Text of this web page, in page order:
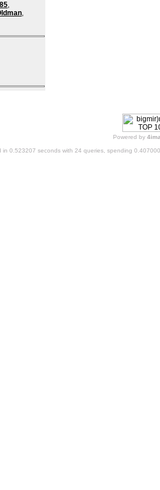
,
,
Powered by
in 0.523207 seconds with 24 queries, spending